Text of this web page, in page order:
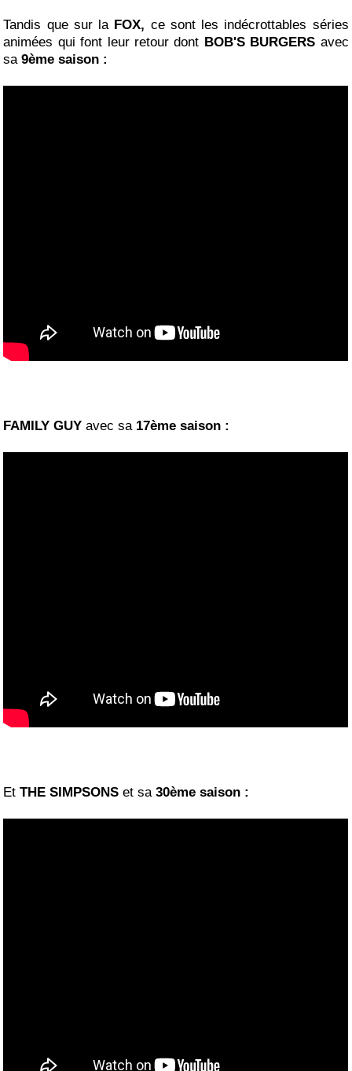
Tandis que sur la FOX, ce sont les indécrottables séries
animées qui font leur retour dont BOB'S BURGERS avec
sa9ème saison :
FAMILY GUYavec sa 17ème saison :
EtTHE SIMPSONSet sa30ème saison :